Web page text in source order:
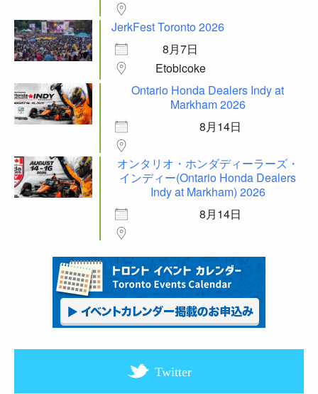
JerkFest Toronto 2026
8月7日
Etobicoke
Ontario Honda Dealers Indy at
Markham 2026
8月14日
オンタリオ・ホンダディーラーズ・
インディー(Ontario Honda Dealers
Indy at Markham) 2026
8月14日
Twitter